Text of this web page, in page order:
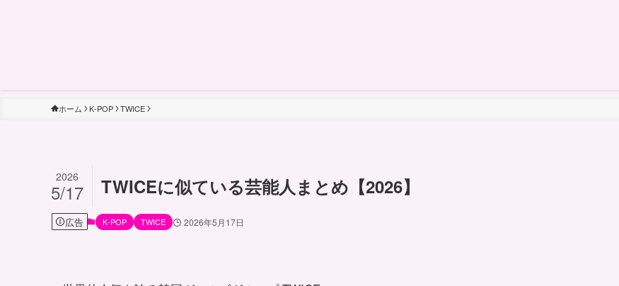
ホーム K-POP TWICE
TWICEに似ている芸能人まとめ【2026】
2026
5/17
広告 K-POP TWICE 2026年5月17日